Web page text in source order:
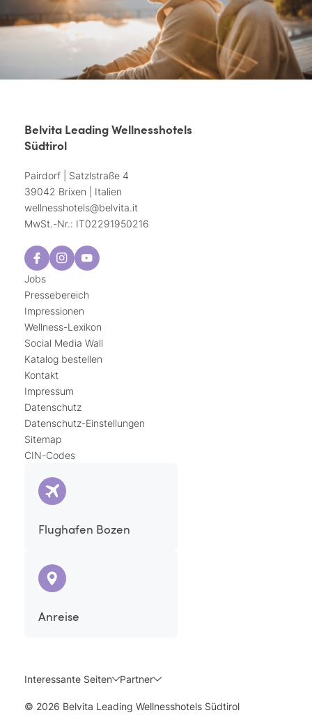
Belvita Leading Wellnesshotels
Südtirol
Pairdorf | Satzlstraße 4
39042 Brixen | Italien
wellnesshotels@belvita.it
MwSt.-Nr.: IT02291950216
Jobs
Pressebereich
Impressionen
Wellness-Lexikon
Social Media Wall
Katalog bestellen
Kontakt
Impressum
Datenschutz
Datenschutz-Einstellungen
Sitemap
CIN-Codes
Flughafen Bozen
Anreise
Interessante Seiten Partner
© 2026 Belvita Leading Wellnesshotels Südtirol